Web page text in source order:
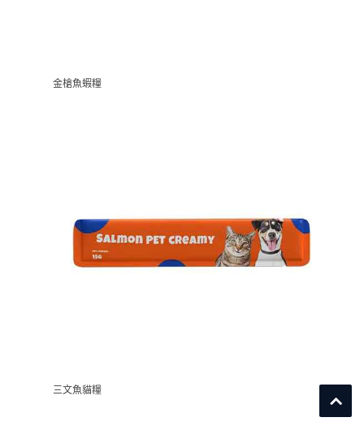
金槍魚蝦糧
三文魚貓糧